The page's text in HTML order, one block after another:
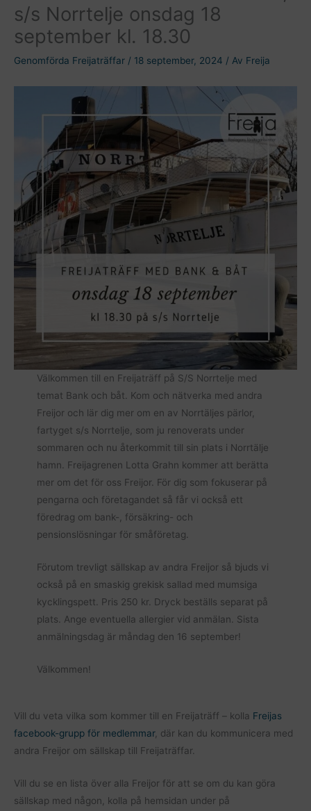
s/s Norrtelje onsdag 18
september kl. 18.30
Genomförda Freijaträffar / 18 september, 2024 / Av Freija
Välkommen till en Freijaträff på S/S Norrtelje med
temat Bank och båt. Kom och nätverka med andra
Freijor och lär dig mer om en av Norrtäljes pärlor,
fartyget s/s Norrtelje, som ju renoverats under
sommaren och nu återkommit till sin plats i Norrtälje
hamn. Freijagrenen Lotta Grahn kommer att berätta
mer om det för oss Freijor. För dig som fokuserar på
pengarna och företagandet så får vi också ett
föredrag om bank-, försäkring- och
pensionslösningar för småföretag.
Förutom trevligt sällskap av andra Freijor så bjuds vi
också på en smaskig grekisk sallad med mumsiga
kycklingspett. Pris 250 kr. Dryck beställs separat på
plats. Ange eventuella allergier vid anmälan. Sista
anmälningsdag är måndag den 16 september!
Välkommen!
Vill du veta vilka som kommer till en Freijaträff – kolla Freijas
facebook-grupp för medlemmar, där kan du kommunicera med
andra Freijor om sällskap till Freijaträffar.
Vill du se en lista över alla Freijor för att se om du kan göra
sällskap med någon, kolla på hemsidan under på